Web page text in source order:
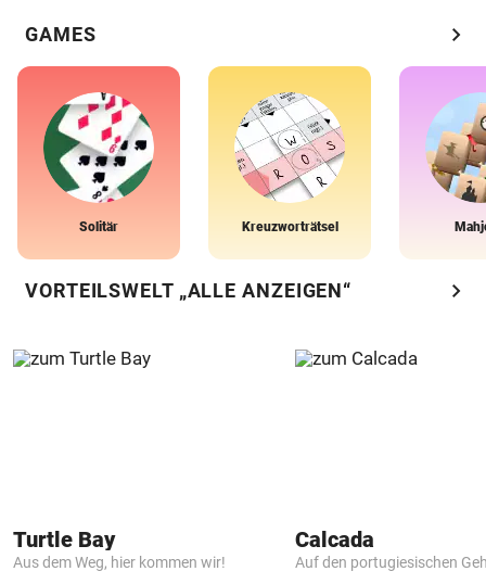
GAMES chevron_right
Solitär Kreuzworträtsel
VORTEILSWELT „ALLE ANZEIGEN“ chevron_right
Turtle Bay
Aus dem Weg, hier kommen wir!
Calcada
Auf den portugiesischen